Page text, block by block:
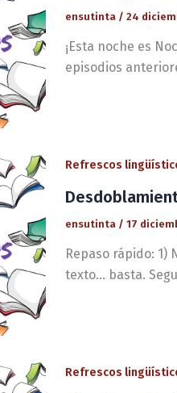
ensutinta / 24
¡Esta noche es
episodios
Refrescos
ensutinta / 17
Repaso rápido: 1)
texto… basta.
Refrescos